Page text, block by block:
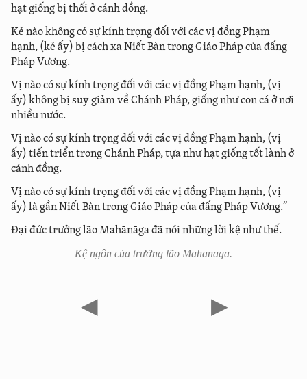
hạt giống bị thối ở cánh đồng.
Kẻ nào không có sự kính trọng đối với các vị đồng Phạm
hạnh, (kẻ ấy) bị cách xa Niết Bàn trong Giáo Pháp của đấng
Pháp Vương.
Vị nào có sự kính trọng đối với các vị đồng Phạm hạnh, (vị
ấy) không bị suy giảm về Chánh Pháp, giống như con cá ở nơi
nhiều nước.
Vị nào có sự kính trọng đối với các vị đồng Phạm hạnh, (vị
ấy) tiến triển trong Chánh Pháp, tựa như hạt giống tốt lành ở
cánh đồng.
Vị nào có sự kính trọng đối với các vị đồng Phạm hạnh, (vị
ấy) là gần Niết Bàn trong Giáo Pháp của đấng Pháp Vương.”
Đại đức trưởng lão Mahānāga đã nói những lời kệ như thế.
Kệ ngôn của trưởng lão Mahānāga.
◀ ▶